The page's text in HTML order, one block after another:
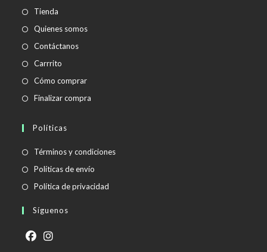
Tienda
Quienes somos
Contáctanos
Carrrito
Cómo comprar
Finalizar compra
Políticas
Términos y condicionesSe
Políticas de envío
abre
Política de privacidad
Síguenos